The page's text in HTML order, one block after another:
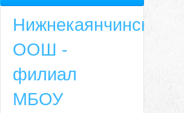
Нижнекаянчинская
ООШ -
филиал
МБОУ